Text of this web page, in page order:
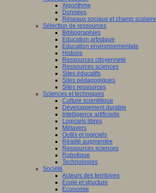
Algorithme
Données
Réseaux sociaux et champ scolaire
Sélection de ressources
Bibliographies
Education artistique
Education environnementale
Histoire
Ressources citoyenneté
Ressources sciences
Sites éducatifs
Sites pédagogiques
Sites ressources
Sciences et techniques
Culture scientifique
Développement durable
Intelligence artificielle
Logiciels libres
Métavers
Outils et logiciels
Réalité augmentée
Ressources sciences
Robotique
Technologies
Société
Acteurs des territoires
Ecole et structure
Economie